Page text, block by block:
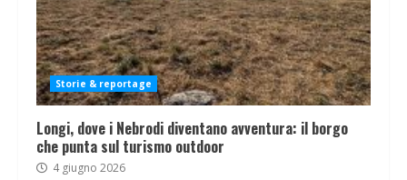
Storie & reportage
Longi, dove i Nebrodi diventano avventura: il borgo
che punta sul turismo outdoor
4 giugno 2026